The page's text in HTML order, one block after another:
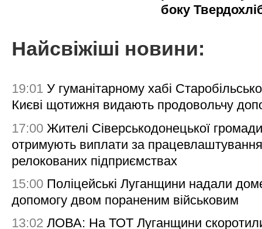
боку
Найсвіжіші новини:
19:01 У гуманітарному хабі
Києві щотижня видають продовольчу
17:00 Жителі Сіверськодонецької
отримують виплати за
релокованих підприємствах
15:00 Поліцейські Луганщини надали
допомогу двом пораненим військовим
13:02 ЛОВА: На ТОТ Луганщини